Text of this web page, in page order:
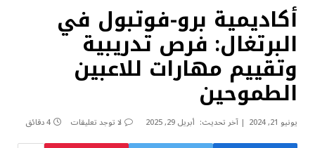
أكاديمية برو-فوتبول في
البرتغال: فرص تدريبية
وتقييم مهارات للاعبين
الطموحين
يونيو 21, 2024 آخر تحديث: أبريل 29, 2025 لا توجد تعليقات 4 دقائق